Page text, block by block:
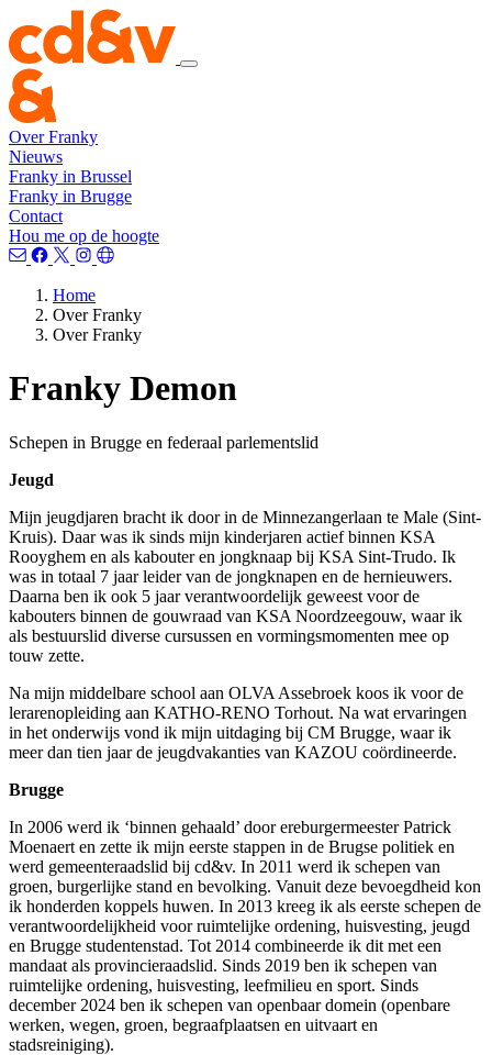
Over Franky
Nieuws
Franky in Brussel
Franky in Brugge
Contact
Hou me op de hoogte
Home
Over Franky
Over Franky
Franky Demon
Schepen in Brugge en federaal parlementslid
Jeugd
Mijn jeugdjaren bracht ik door in de Minnezangerlaan te Male (Sint-
Kruis). Daar was ik sinds mijn kinderjaren actief binnen KSA
Rooyghem en als kabouter en jongknaap bij KSA Sint-Trudo. Ik
was in totaal 7 jaar leider van de jongknapen en de hernieuwers.
Daarna ben ik ook 5 jaar verantwoordelijk geweest voor de
kabouters binnen de gouwraad van KSA Noordzeegouw, waar ik
als bestuurslid diverse cursussen en vormingsmomenten mee op
touw zette.
Na mijn middelbare school aan OLVA Assebroek koos ik voor de
lerarenopleiding aan KATHO-RENO Torhout. Na wat ervaringen
in het onderwijs vond ik mijn uitdaging bij CM Brugge, waar ik
meer dan tien jaar de jeugdvakanties van KAZOU coördineerde.
Brugge
In 2006 werd ik ‘binnen gehaald’ door ereburgermeester Patrick
Moenaert en zette ik mijn eerste stappen in de Brugse politiek en
werd gemeenteraadslid bij cd&v. In 2011 werd ik schepen van
groen, burgerlijke stand en bevolking. Vanuit deze bevoegdheid kon
ik honderden koppels huwen. In 2013 kreeg ik als eerste schepen de
verantwoordelijkheid voor ruimtelijke ordening, huisvesting, jeugd
en Brugge studentenstad. Tot 2014 combineerde ik dit met een
mandaat als provincieraadslid. Sinds 2019 ben ik schepen van
ruimtelijke ordening, huisvesting, leefmilieu en sport. Sinds
december 2024 ben ik schepen van openbaar domein (openbare
werken, wegen, groen, begraafplaatsen en uitvaart en
stadsreiniging).